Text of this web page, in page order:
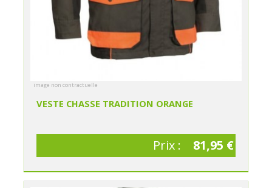
image non contractuelle
VESTE CHASSE TRADITION ORANGE
Prix : 81,95 €